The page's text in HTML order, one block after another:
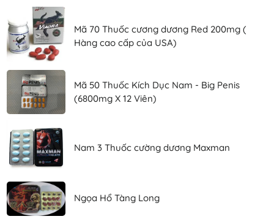
Mã 70 Thuốc cương dương Red 200mg (
Hàng cao cấp của USA)
Mã 50 Thuốc Kích Dục Nam - Big Penis
(6800mg X 12 Viên)
Nam 3 Thuốc cường dương Maxman
Ngọa Hổ Tàng Long